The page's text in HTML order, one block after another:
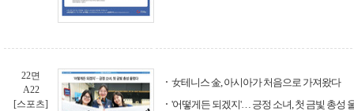
22면
A22
[스포츠]
女테니스 金, 아시아가 처음으로 가져왔다
'어떻게든 되겠지'… 긍정 소녀, 첫 금빛 총성